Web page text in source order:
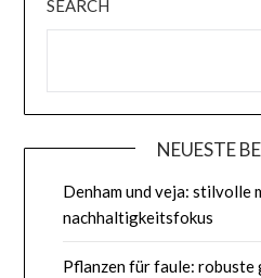
SEARCH
NEUESTE
Denham und veja: stilvolle
nachhaltigkeitsfokus
Pflanzen für faule: robuste